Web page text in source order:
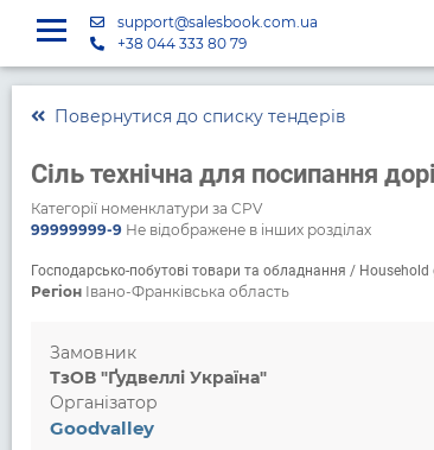
support@salesbook.com.ua
+38 044 333 80 79
Повернутися до списку тендерів
Сіль технічна для посипання
Категорії номенклатури за CPV
99999999-9 Не відображене в інших розділах
Господарсько-побутові товари та обладнання /
Регіон Івано-Франківська область
Замовник
ТзОВ "Ґудвеллі Україна"
Організатор
Goodvalley